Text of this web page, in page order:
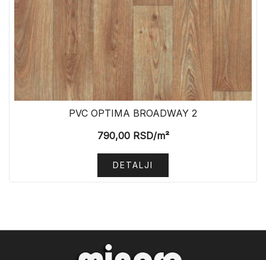
PVC OPTIMA BROADWAY 2
790,00RSD/m²
DETALJI